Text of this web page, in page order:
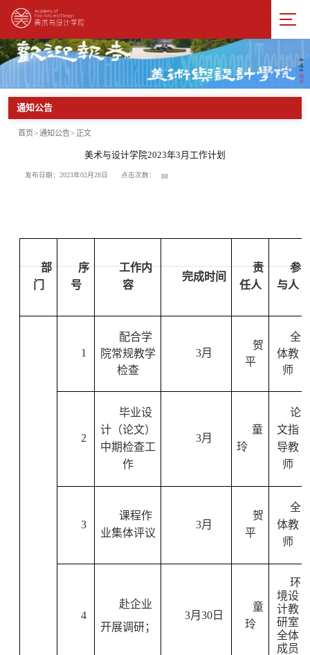
通知公告
首页>通知公告> 正文
美术与设计学院2023年3月工作计划
发布日期：2023年02月28日 点击次数： 88
部
门
序
号
工作内
容
完成时间
责
任人
参
与人
1
配合学
院常规教学
检查
3月
贺
平
全
体教
师
2
毕业设
计（论文）
中期检查工
作
3月
童
玲
论
文指
导教
师
3
课程作
业集体评议
3月
贺
平
全
体教
师
4
赴企业
开展调研；
3月 30日
童
玲
环
境设
计教
研室
全体
成员